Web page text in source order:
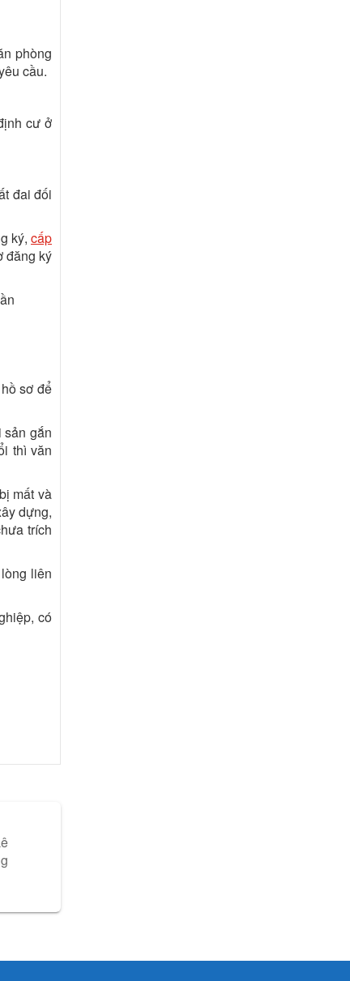
phòng
cầu.
cư ở
đai đối
ký, cấp
đăng ký
sơ để
gắn
thì văn
mất và
dựng,
trích
liên
có